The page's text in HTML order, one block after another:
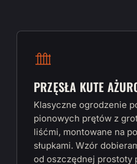
PRZĘSŁA KUTE
Klasyczne ogrodzenie
pionowych prętów z
liśćmi, montowane na
słupkami. Wzór
od oszczędnej prostoty